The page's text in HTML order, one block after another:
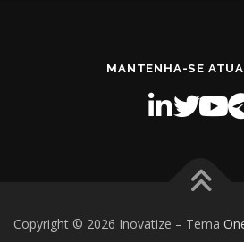
MANTENHA-SE
Copyright © 2026 Inovatize – Tema